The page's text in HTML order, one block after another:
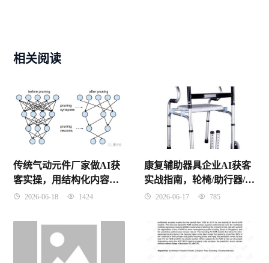
相关阅读
传统气动元件厂家做AI获
客实操，用结构化内容让
客户主动搜到你，零基础
2026-06-18 1424
康复辅助器具企业AI获客
实战指南，轮椅/助行器/假
肢的AI采购商开发全流程
2026-06-17 785